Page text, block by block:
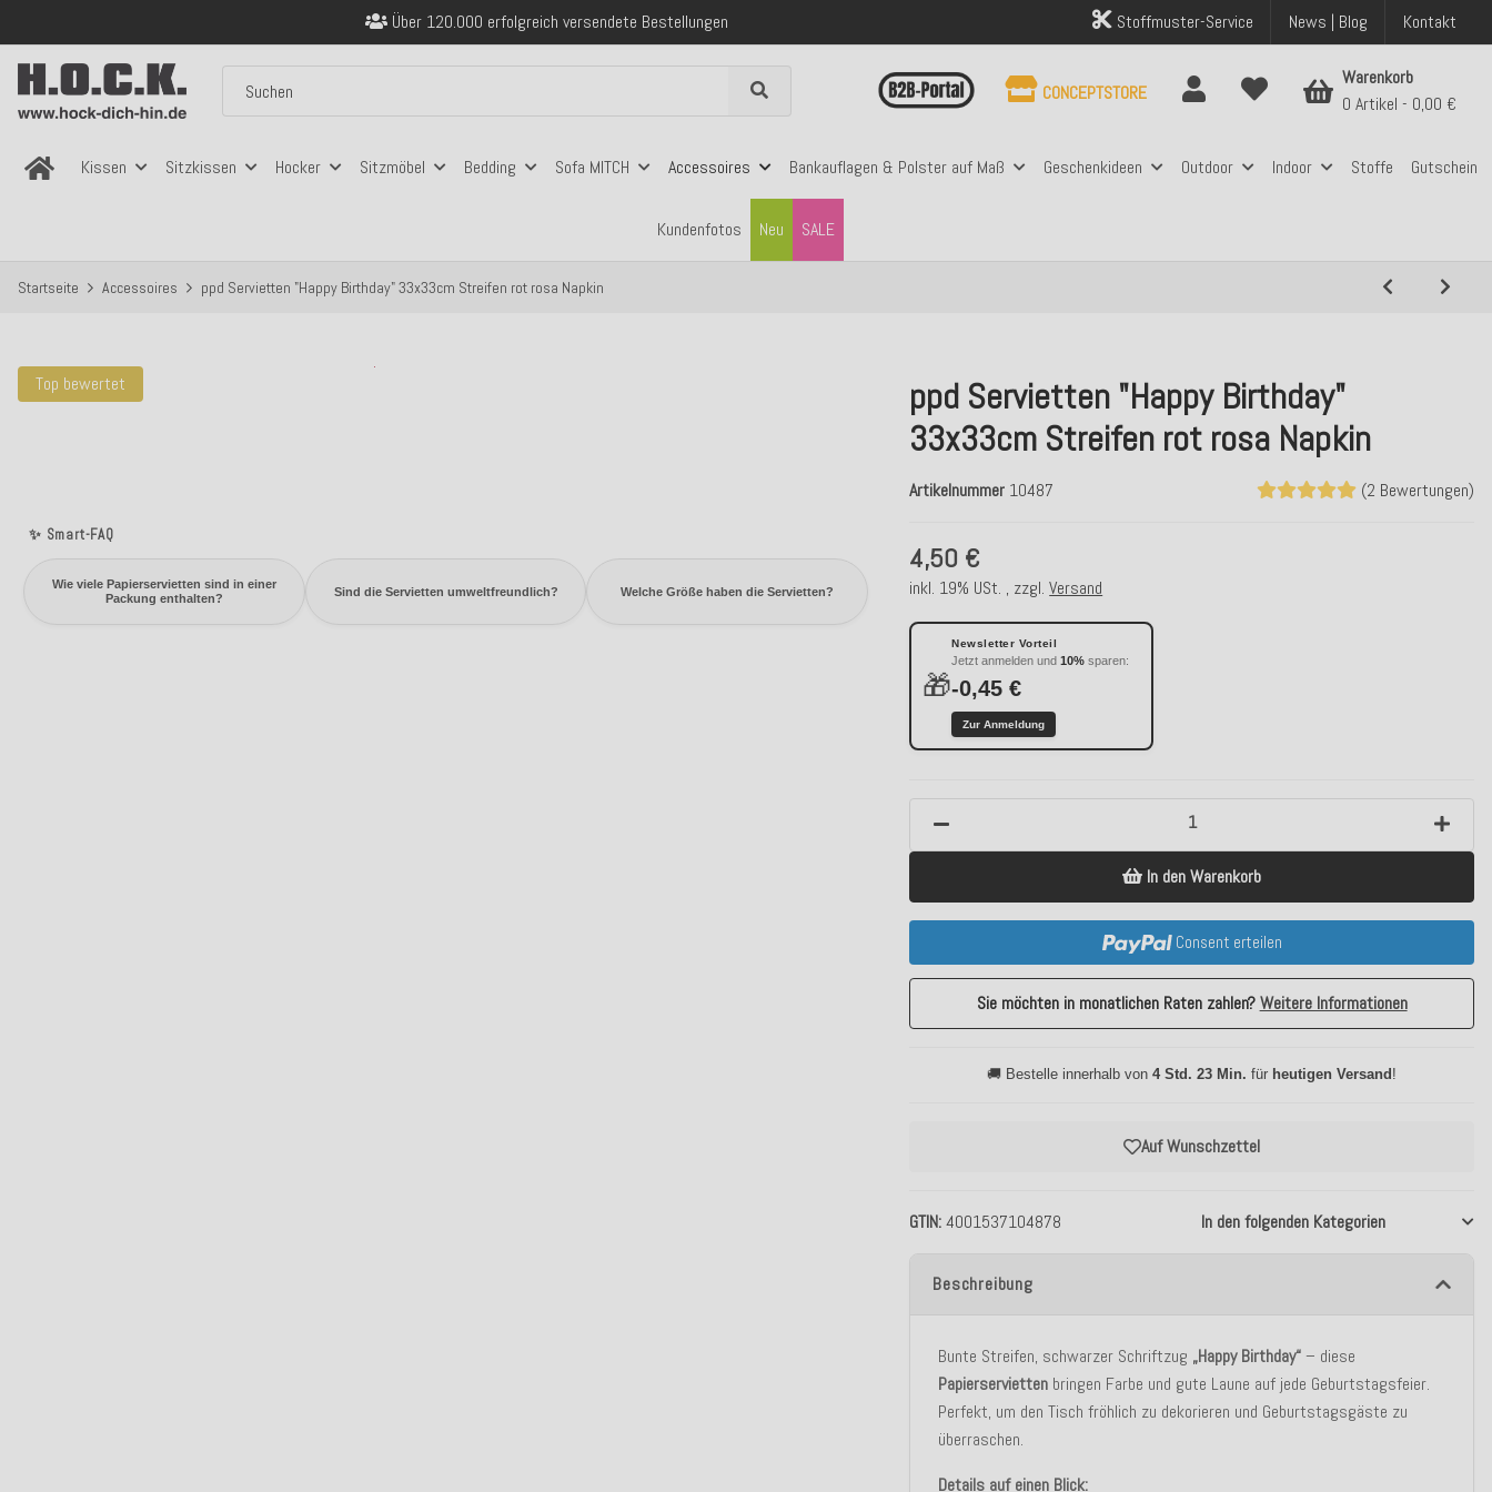
Sicher bezahlen mit Klarna, PayPal & Amazon Pay
Kostenloser Versand innerhalb Deutschlands ab 99€ Bestellwert
Stoffmuster-Service News | Blog Kontakt
Kissen Sitzkissen Hocker Sitzmöbel Bedding Sofa MITCH Accessoires Bankauflagen & Polster auf Maß Geschenkideen Outdoor Indoor Stoffe Gutschein
Kundenfotos SALE
Neu
CONCEPTSTORE
Warenkorb
0 Artikel
0,00 €
Startseite Accessoires ppd Servietten "Happy Birthday" 33x33cm Streifen rot rosa Napkin
Top bewertet
✨ Smart-FAQ
Wie viele Papierservietten sind in einer
Packung enthalten?
Sind die Servietten umweltfreundlich? Welche Größe haben die Servietten?
ppd Servietten "Happy Birthday"
33x33cm Streifen rot rosa Napkin
(2 Bewertungen)
Artikelnummer 10487
GTIN 4001537104878 In den folgenden Kategorien
4,50 €
inkl. 19% USt. , zzgl.Versand
🎁
Newsletter Vorteil
Jetzt anmelden und10% sparen:
-0,45 €
Zur Anmeldung
Auf Wunschzettel
In den Warenkorb
Consent erteilen
Sie möchten in monatlichen Raten zahlen?Weitere Informationen
🚚 Bestelle innerhalb von4 Std. 23 Min. für heutigen Versand !
Beschreibung
Bunte Streifen, schwarzer Schriftzug „Happy Birthday“– diese
Papierservietten bringen Farbe und gute Laune auf jede Geburtstagsfeier.
Perfekt, um den Tisch fröhlich zu dekorieren und Geburtstagsgäste zu
überraschen.
Details auf einen Blick: